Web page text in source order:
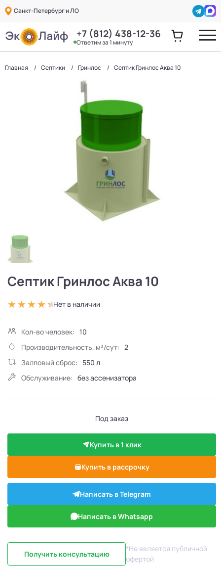
Санкт-Петербург и ЛО
+7 (812) 438-12-36
Ответим за 1 минуту
Главная Септики Гринлос Септик Гринлос Аква 10
Септик Гринлос Аква 10
Нет в наличии
Кол-во человек: 10
Производительность, м³/сут: 2
Залповый сброс:
550 л
Обслуживание: без ассенизатора
Под заказ
Купить в 1 клик
Купить в рассрочку
Написать в Telegram
Написать в Whatsapp
Получить консультацию
*Не является публичной
офертой